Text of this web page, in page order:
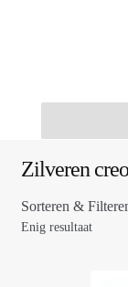
Zilveren
Sorteren &
Enig resultaat